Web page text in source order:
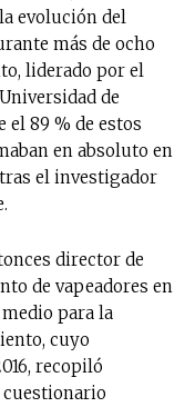
evolución del
más de ocho
liderado por el
de
89 % de estos
en absoluto en
el investigador
director de
de vapeadores en
para la
cuyo
recopiló
cuestionario